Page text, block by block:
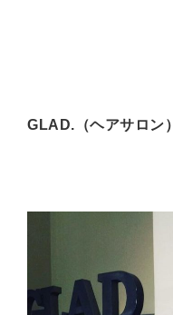
GLAD.（ヘアサロン）